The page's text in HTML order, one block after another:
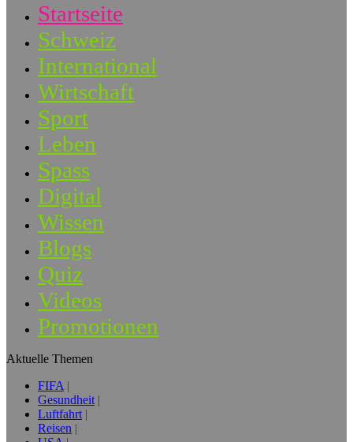
Startseite
Schweiz
International
Wirtschaft
Sport
Leben
Spass
Digital
Wissen
Blogs
Quiz
Videos
Promotionen
Aktuelle Themen
FIFA
Gesundheit
Luftfahrt
Reisen